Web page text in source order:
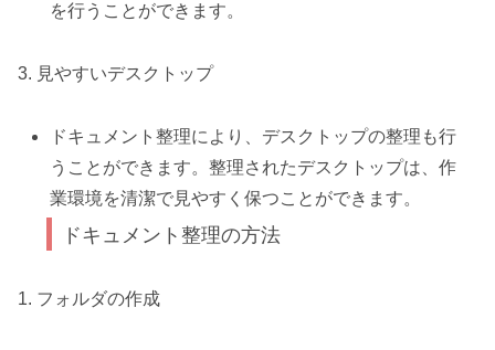
を行うことができます。
3. 見やすいデスクトップ
ドキュメント整理により、デスクトップの整理も行
うことができます。整理されたデスクトップは、作
業環境を清潔で見やすく保つことができます。
ドキュメント整理の方法
1. フォルダの作成